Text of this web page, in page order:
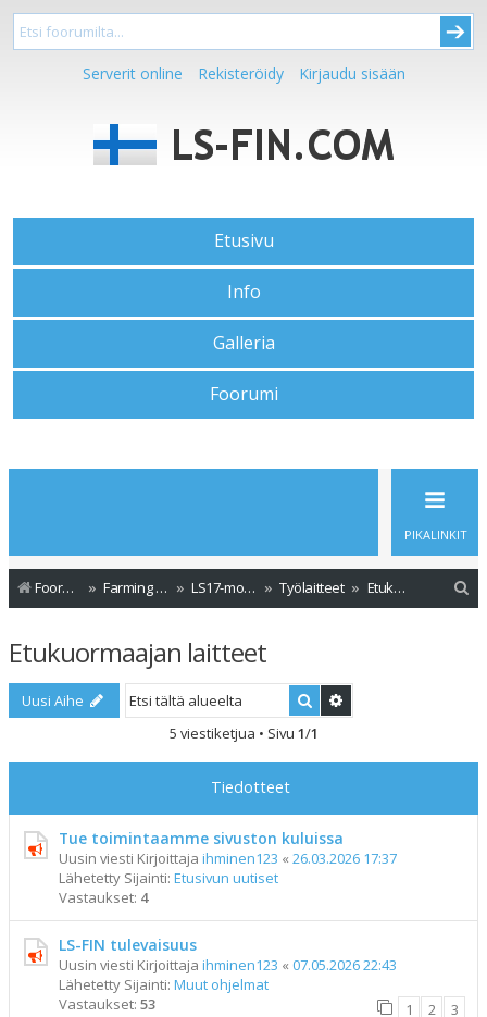
Serverit online Rekisteröidy Kirjaudu sisään
Etusivu
Info
Galleria
Foorumi
PIKALINKIT
Foorumin etusivu Farming Simulator - Modit LS17-modit Työlaitteet Etukuormaajan laitteet
Etukuormaajan laitteet
Uusi Aihe Etsi
5 viestiketjua • Sivu 1/1
Tiedotteet
Tue toimintaamme sivuston kuluissa
Uusin viesti Kirjoittaja ihminen123 « 26.03.2026 17:37
Lähetetty Sijainti: Etusivun uutiset
Vastaukset: 4
LS-FIN tulevaisuus
Uusin viesti Kirjoittaja ihminen123 « 07.05.2026 22:43
Lähetetty Sijainti: Muut ohjelmat
Vastaukset: 53 1 2 3